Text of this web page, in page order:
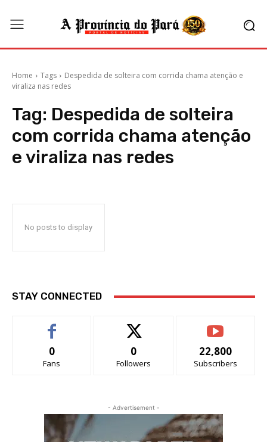
Home Tags
Despedida de solteira com corrida chama atenção e
viraliza nas redes
Tag: Despedida de solteira
com corrida chama atenção
e viraliza nas redes
No posts to display
STAY CONNECTED
0
Fans
0
Followers
22,800
Subscribers
- Advertisement -